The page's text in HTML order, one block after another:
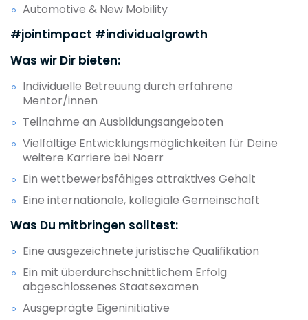
Automotive & New Mobility
#jointimpact #individualgrowth
Was wir Dir bieten:
Individuelle Betreuung durch erfahrene
Mentor/innen
Teilnahme an Ausbildungsangeboten
Vielfältige Entwicklungsmöglichkeiten für Deine
weitere Karriere bei Noerr
Ein wettbewerbsfähiges attraktives Gehalt
Eine internationale, kollegiale Gemeinschaft
Was Du mitbringen solltest:
Eine ausgezeichnete juristische Qualifikation
Ein mit überdurchschnittlichem Erfolg
abgeschlossenes Staatsexamen
Ausgeprägte Eigeninitiative